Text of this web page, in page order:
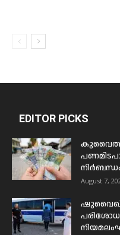
EDITOR PICKS
August 7,